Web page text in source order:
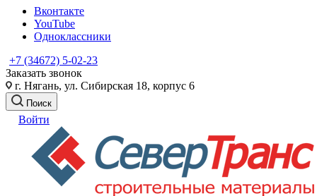
Вконтакте
YouTube
Одноклассники
+7 (34672) 5-02-23
Заказать звонок
г. Нягань, ул. Сибирская 18, корпус 6
Поиск
Войти